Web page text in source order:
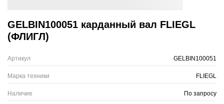
GELBIN100051 карданный вал FLIEGL
(ФЛИГЛ)
Артикул GELBIN100051
Марка техники FLIEGL
Наличие По запросу